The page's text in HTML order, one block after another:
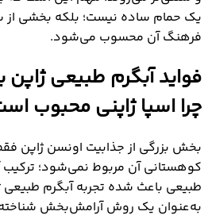
یک حمام ساده نیست؛ بلکه بخشی از
فرهنگ آن محسوب می‌شود.
فواید آبگرم طبیعی
چرا اسپا ژاپنی محبوب
بخش بزرگی از جذابیت اونسن ژاپن
کوهستانی آن مربوط نمی‌شود؛
طبیعی باعث شده تجربه آبگرم طبیعی
به‌عنوان یک روش آرامش‌بخش